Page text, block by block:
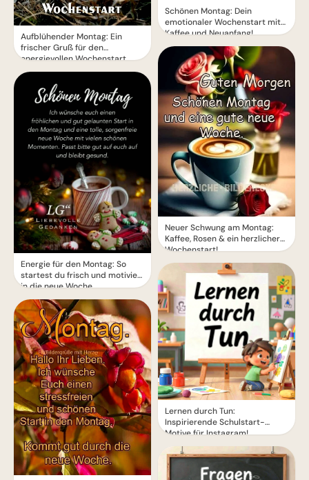
Aufblühender Montag: Ein
frischer Gruß für den
energievollen Wochenstart
Energie für den Montag: So
startest du frisch und motiviert
in die neue Woche
Schönen Montag: Dein
emotionaler Wochenstart mit
Kaffee und Neuanfang!
Neuer Schwung am Montag:
Kaffee, Rosen & ein herzlicher
Wochenstart!
Lernen durch Tun:
Inspirierende Schulstart-
Motive für Instagram!